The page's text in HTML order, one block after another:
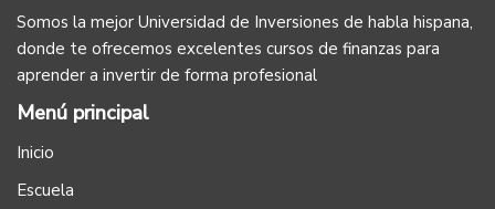
Somos la mejor Universidad de Inversiones de habla hispana,
donde te ofrecemos excelentes cursos de finanzas para
aprender a invertir de forma profesional
Menú principal
Inicio
Escuela